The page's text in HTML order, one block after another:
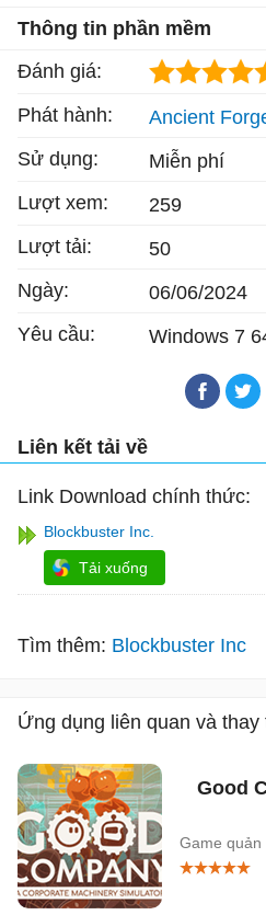
Thông tin phần mềm
Đánh giá:
Phát hành:
Ancient
Sử dụng:
Miễn phí
Lượt xem:
259
Lượt tải:
50
Ngày:
06/06/2024
Yêu cầu:
Windows 7
Liên kết tải về
Link Download chính thức:
Blockbuster Inc.
Tải xuống
Tìm thêm: Blockbuster Inc
Ứng dụng liên quan và thay
Good
Game quản